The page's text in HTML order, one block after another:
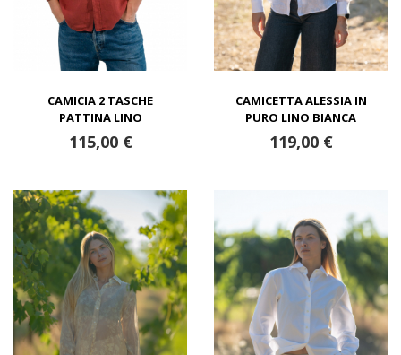
CAMICIA 2 TASCHE
PATTINA LINO
115,00 €
CAMICETTA ALESSIA IN
PURO LINO BIANCA
119,00 €